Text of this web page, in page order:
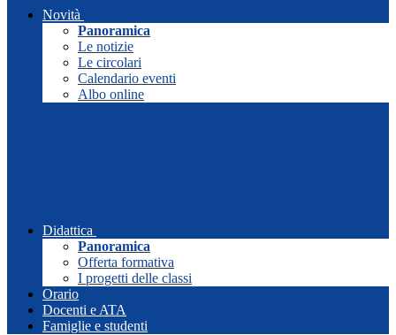
Novità
Panoramica
Le notizie
Le circolari
Calendario eventi
Albo online
Didattica
Panoramica
Offerta formativa
I progetti delle classi
Orario
Docenti e ATA
Famiglie e studenti